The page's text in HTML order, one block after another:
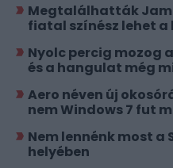
Megtalálhatták
fiatal színész lehet a
Nyolc percig mozog a
és a hangulat még
Aero néven új
nem Windows 7 fut
Nem lennénk most a
helyében